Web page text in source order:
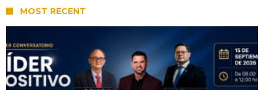
MOST RECENT